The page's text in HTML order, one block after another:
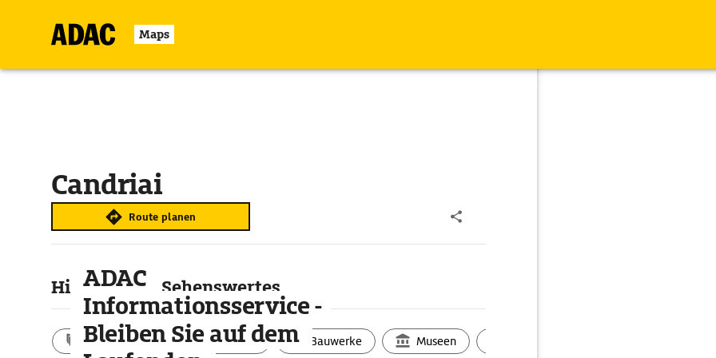
Maps
Candriai
Route planen
Highlights & Sehenswertes
Aktivitäten Landschaft Bauwerke Museen
ADAC
Informationsservice -
Bleiben Sie auf dem